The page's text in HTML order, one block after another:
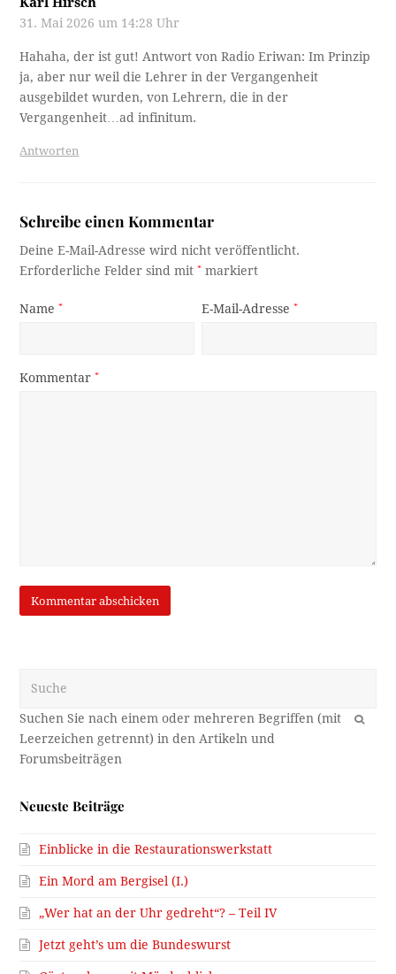
31. Mai 2026 um 14:28 Uhr
Hahaha, der ist gut! Antwort von Radio Eriwan: Im Prinzip
ja, aber nur weil die Lehrer in der Vergangenheit
ausgebildet wurden, von Lehrern, die in der
Vergangenheit…ad infinitum.
Antworten
Schreibe einen Kommentar
Deine E-Mail-Adresse wird nicht veröffentlicht.
Erforderliche Felder sind mit* markiert
Name* E-Mail-Adresse*
Kommentar*
OK
Neueste Beiträge
Einblicke in die Restaurationswerkstatt
Ein Mord am Bergisel (I.)
„Wer hat an der Uhr gedreht“? – Teil IV
Jetzt geht’s um die Bundeswurst